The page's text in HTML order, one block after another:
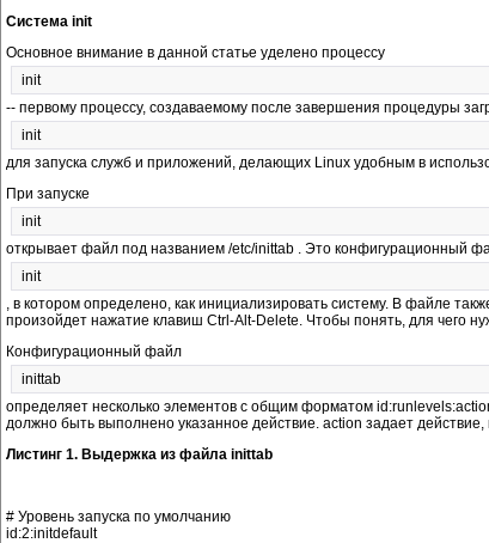
Система init
Основное внимание в данной статье уделено процессу
init
-- первому процессу, создаваемому после завершения процедуры
init
для запуска служб и приложений, делающих Linux удобным в
При запуске
init
открывает файл под названием /etc/inittab . Это конфигурационный
init
, в котором определено, как инициализировать систему. В файле
произойдет нажатие клавиш Ctrl-Alt-Delete. Чтобы понять, для чего
Конфигурационный файл
inittab
определяет несколько элементов с общим форматом
должно быть выполнено указанное действие. action задает
Листинг 1. Выдержка из файла inittab
# Уровень запуска по умолчанию
id:2:initdefault